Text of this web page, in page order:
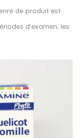
de produit est
d’examen, les